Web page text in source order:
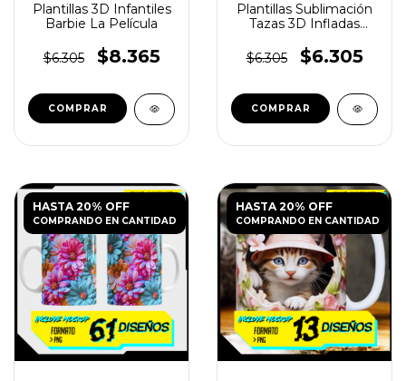
Plantillas 3D Infantiles
Barbie La Película
$6.305 $8.365
Plantillas Sublimación
Tazas 3D Infladas
$6.305
$6.305
HASTA 20% OFF
COMPRANDO EN CANTIDAD
HASTA 20% OFF
COMPRANDO EN CANTIDAD